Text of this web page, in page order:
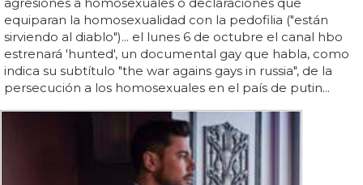
agresiones a homosexuales o declaraciones que
equiparan la homosexualidad con la pedofilia ("están
sirviendo al diablo")... el lunes 6 de octubre el canal hbo
estrenará 'hunted', un documental gay que habla, como
indica su subtítulo "the war agains gays in russia", de la
persecución a los homosexuales en el país de putin...